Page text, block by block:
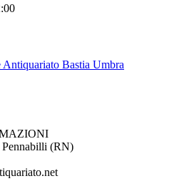
Bastia Umbra
Pennabilli (RN)